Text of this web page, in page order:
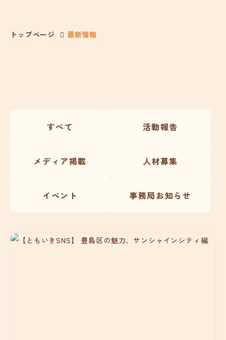
トップページ 最新情報
すべて 活動報告
メディア掲載 人材募集
イベント 事務局お知らせ